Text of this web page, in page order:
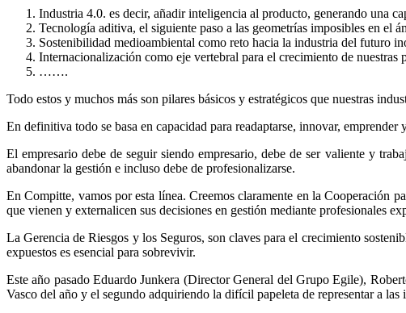
Industria 4.0. es decir, añadir inteligencia al producto, generando una
Tecnología aditiva, el siguiente paso a las geometrías imposibles en el
Sostenibilidad medioambiental como reto hacia la industria del futuro
Internacionalización como eje vertebral para el crecimiento de nuestras
…….
Todo estos y muchos más son pilares básicos y estratégicos que nuestras
En definitiva todo se basa en capacidad para readaptarse, innovar, emprender
El empresario debe de seguir siendo empresario, debe de ser valiente y
abandonar la gestión e incluso debe de profesionalizarse.
En Compitte, vamos por esta línea. Creemos claramente en la Cooperación
que vienen y externalicen sus decisiones en gestión mediante profesionales
La Gerencia de Riesgos y los Seguros, son claves para el crecimiento
expuestos es esencial para sobrevivir.
Este año pasado Eduardo Junkera (Director General del Grupo Egile),
Vasco del año y el segundo adquiriendo la difícil papeleta de representar a las